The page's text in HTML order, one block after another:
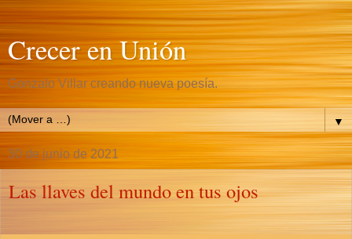
Crecer en Unión
Gonzalo Villar creando nueva poesía.
▼
30 de junio de 2021
Las llaves del mundo en tus ojos